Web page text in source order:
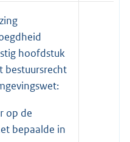
hoofdstuk
bestuursrecht
op de
bepaalde in